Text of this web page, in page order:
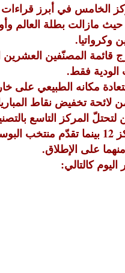
الخامس في أبرز
مازالت بطلة العالم
وكرواتيا.
المصنّفين العشرين
الودية فقط.
مكانه الطبيعي على
لائحة تخفيض نقاط
المركز التاسع
كالتالي: